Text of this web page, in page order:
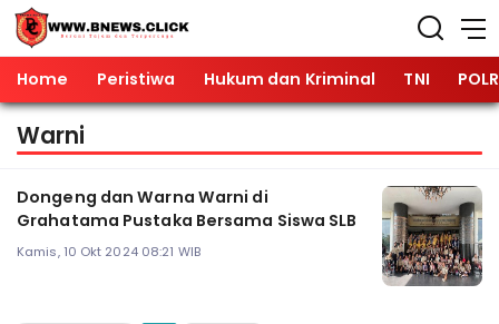
Home Peristiwa Hukum dan Kriminal TNI
Warni
Dongeng dan Warna Warni di
Grahatama Pustaka Bersama Siswa SLB
Kamis, 10 Okt 2024 08:21 WIB